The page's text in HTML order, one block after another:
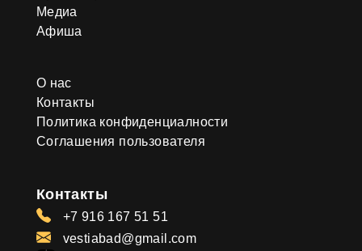
Медиа
Афиша
О нас
Контакты
Политика конфиденциалности
Соглашения пользователя
Контакты
+7 916 167 51 51
vestiabad@gmail.com